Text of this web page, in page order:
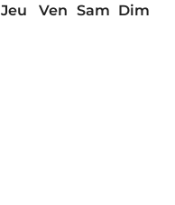
Jeu Ven Sam Dim